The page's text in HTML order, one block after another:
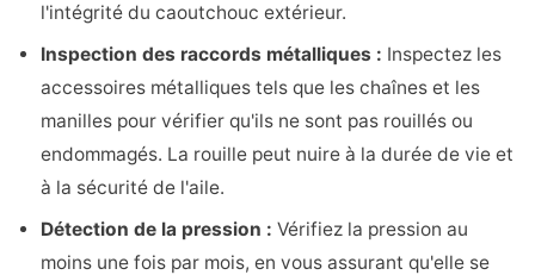
l'intégrité du caoutchouc extérieur.
Inspection des raccords métalliques : Inspectez les
accessoires métalliques tels que les chaînes et les
manilles pour vérifier qu'ils ne sont pas rouillés ou
endommagés. La rouille peut nuire à la durée de vie et
à la sécurité de l'aile.
Détection de la pression : Vérifiez la pression au
moins une fois par mois, en vous assurant qu'elle se